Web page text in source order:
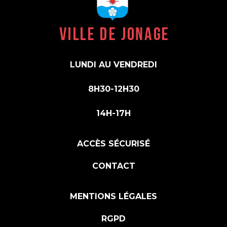
LUNDI AU VENDREDI
8H30-12H30
14H-17H
ACCÈS SÉCURISÉ
CONTACT
MENTIONS LÉGALES
RGPD